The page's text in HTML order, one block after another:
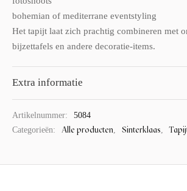
bohemian of mediterrane eventstyling
Het tapijt laat zich prachtig combineren met
bijzettafels en andere decoratie-items.
Extra informatie
Artikelnummer:
5084
Categorieën:
Alle producten Sinterklaas